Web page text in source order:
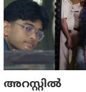
അറസ്റ്റിൽ